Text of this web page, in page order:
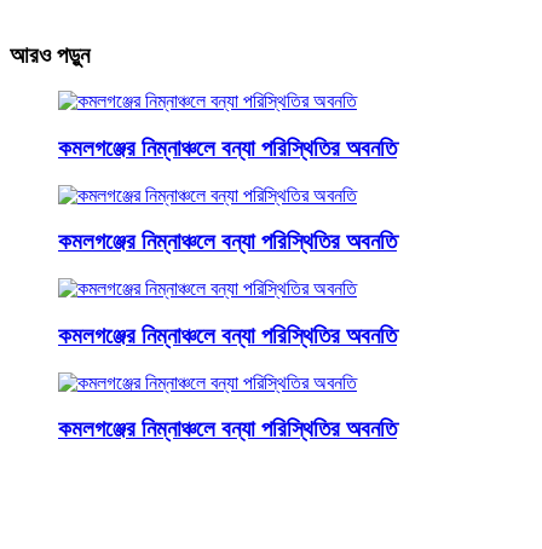
আরও পড়ুন
কমলগঞ্জের নিম্নাঞ্চলে বন্যা পরিস্থিতির অবনতি
কমলগঞ্জের নিম্নাঞ্চলে বন্যা পরিস্থিতির অবনতি
কমলগঞ্জের নিম্নাঞ্চলে বন্যা পরিস্থিতির অবনতি
কমলগঞ্জের নিম্নাঞ্চলে বন্যা পরিস্থিতির অবনতি